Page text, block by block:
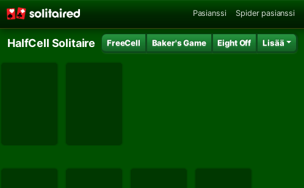
Pasianssi Spider pasianssi
HalfCell Solitaire FreeCell Baker's Game Eight Off Lisää